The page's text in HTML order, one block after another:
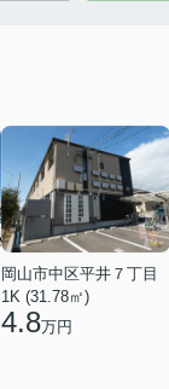
岡山市中区平井７丁目
1K (31.78㎡)
4.8万円